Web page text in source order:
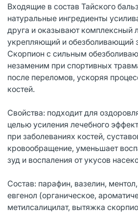
Входящие в состав Тайского
натуральные ингредиенты
друга и оказывают комплексный
укрепляющий и обезболивающий
Скорпион с сильным
незаменим при спортивных
после переломов, ускоряя
костей.
Свойства: подходит для
целью усиления лечебного
при заболеваниях костей,
кровообращение, уменьшает
зуд и воспаления от укусов
Состав: парафин, вазелин,
евгенол (органическое,
метилсалицилат, вытяжка